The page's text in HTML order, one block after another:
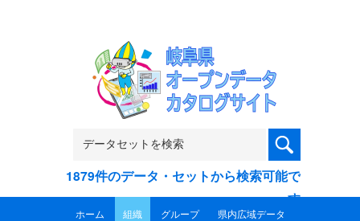
1879件のデータ・セットから検索可能で
す
ホーム 組織 グループ 県内広域データ